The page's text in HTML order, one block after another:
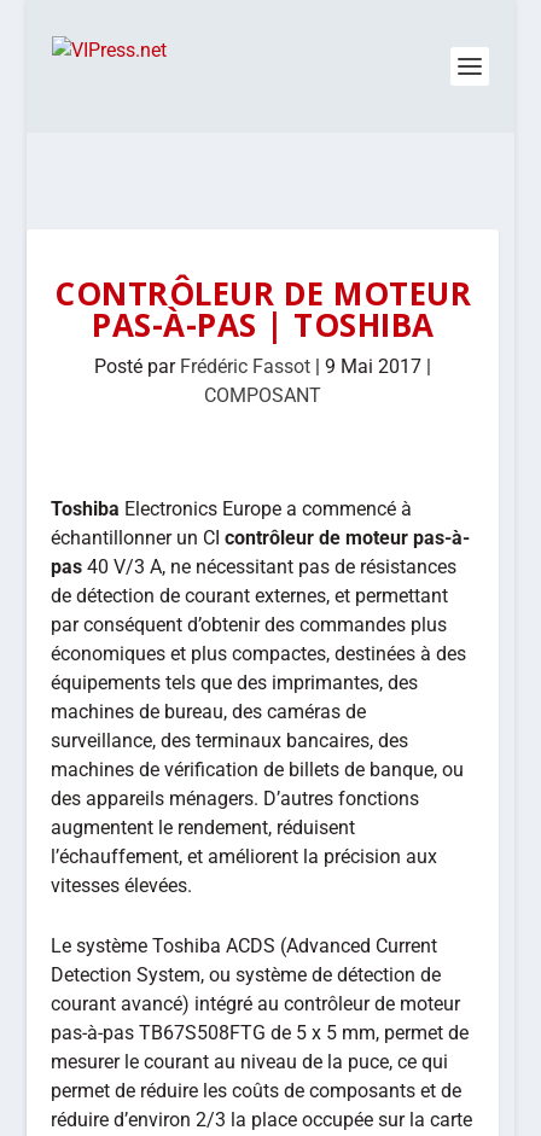
CONTRÔLEUR DE MOTEUR
PAS-À-PAS | TOSHIBA
Posté par Frédéric Fassot |9 Mai 2017 |
COMPOSANT
Toshiba Electronics Europe a commencé à
échantillonner un CIcontrôleur de moteur pas-à-
pas 40 V/3 A, ne nécessitant pas de résistances
de détection de courant externes, et permettant
par conséquent d’obtenir des commandes plus
économiques et plus compactes, destinées à des
équipements tels que des imprimantes, des
machines de bureau, des caméras de
surveillance, des terminaux bancaires, des
machines de vérification de billets de banque, ou
des appareils ménagers. D’autres fonctions
augmentent le rendement, réduisent
l’échauffement, et améliorent la précision aux
vitesses élevées.
Le système Toshiba ACDS (Advanced Current
Detection System, ou système de détection de
courant avancé) intégré au contrôleur de moteur
pas-à-pas TB67S508FTG de 5 x 5 mm, permet de
mesurer le courant au niveau de la puce, ce qui
permet de réduire les coûts de composants et de
réduire d’environ 2/3 la place occupée sur la carte